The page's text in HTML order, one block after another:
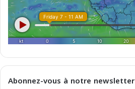
Abonnez-vous à notre newsletter